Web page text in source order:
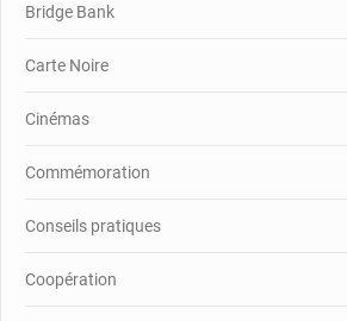
Bridge Bank
Carte Noire
Cinémas
Commémoration
Conseils pratiques
Coopération